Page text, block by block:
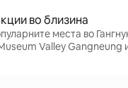
во близина
места во
Valley Gangneung